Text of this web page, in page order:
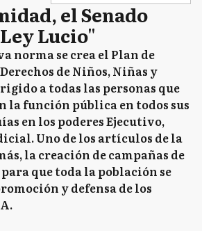
el Senado
Lucio"
norma se crea el Plan de
de Niños, Niñas y
a todas las personas que
la función pública en todos sus
en los poderes Ejecutivo,
Uno de los artículos de la
la creación de campañas de
que toda la población se
y defensa de los